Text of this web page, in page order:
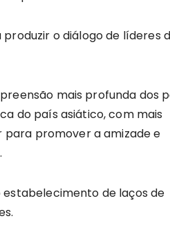
o diálogo de líderes
mais profunda dos
do país asiático, com mais
para promover a amizade e
de laços de